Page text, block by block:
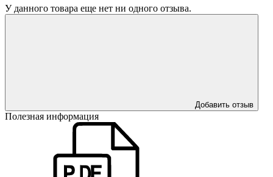
У данного товара еще нет ни одного отзыва.
Добавить отзыв
Полезная информация